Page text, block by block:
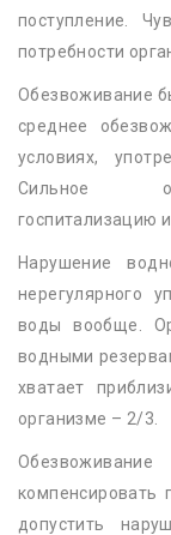
поступление.
потребности
Обезвоживание
среднее
условиях,
Сильное
госпитализацию
Нарушение
нерегулярного
воды вообще.
водными
хватает
организме – 2/3.
компенсировать
допустить